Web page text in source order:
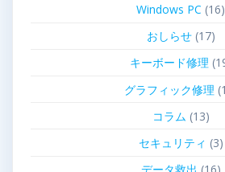
Windows PC (16)
おしらせ(17)
キーボード修理
グラフィック修理
コラム (13)
セキュリティ (3)